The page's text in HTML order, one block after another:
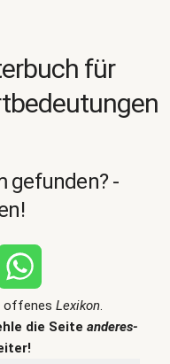
für
gefunden? -
Lexikon.
die Seite anderes-